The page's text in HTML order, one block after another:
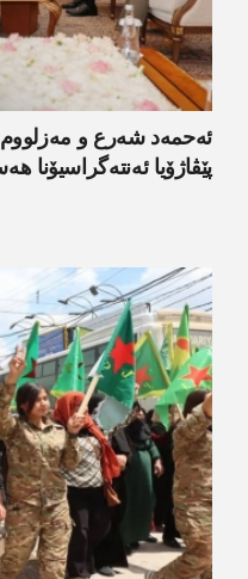
ئەحمەد شەرع و
پێڤاژۆیا